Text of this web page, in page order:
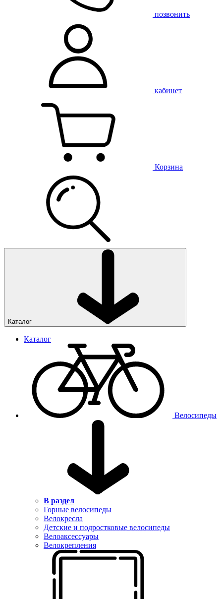
позвонить
кабинет
Корзина
Каталог
Каталог
Велосипеды
В раздел
Горные велосипеды
Велокресла
Детские и подростковые велосипеды
Велоаксессуары
Велокрепления